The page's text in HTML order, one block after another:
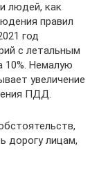
людей, как
правил
год
с летальным
10%. Немалую
увеличение
ПДД.
дорогу лицам,